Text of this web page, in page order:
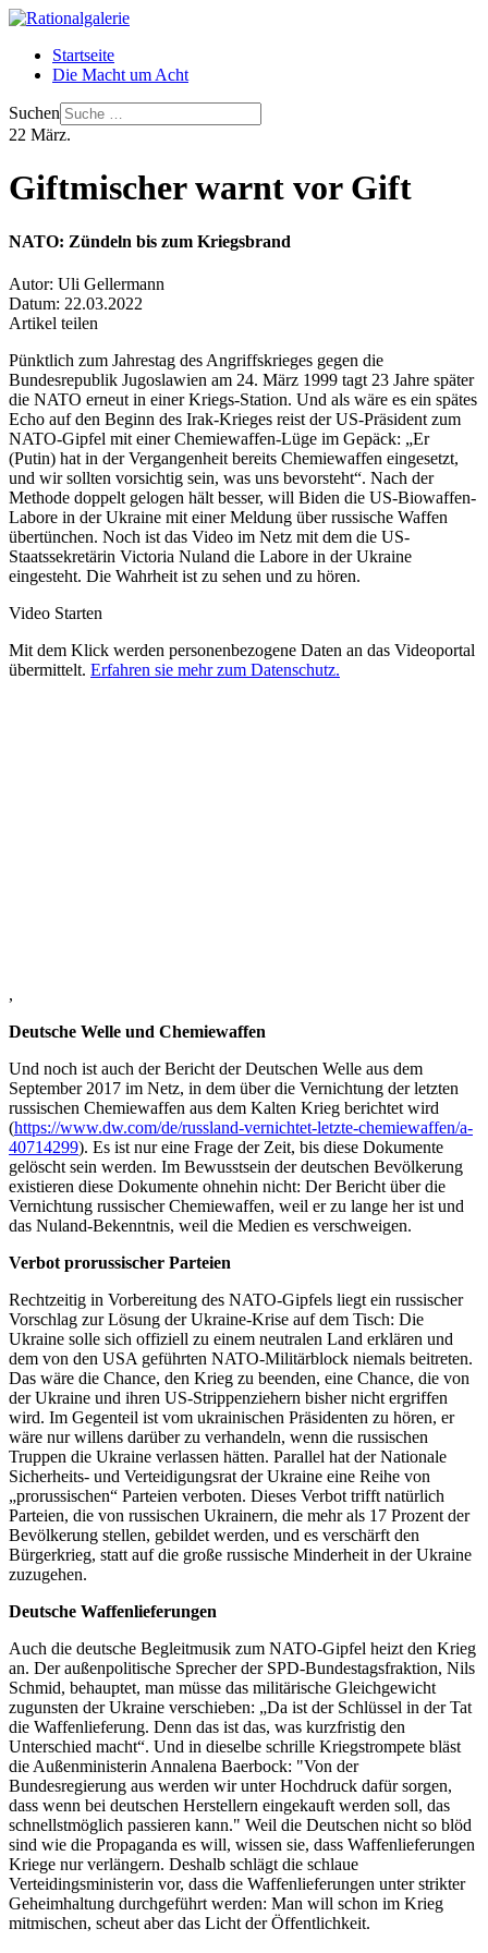
Startseite
Die Macht um Acht
Suchen
22 März.
Giftmischer warnt vor Gift
NATO: Zündeln bis zum Kriegsbrand
Autor: Uli Gellermann
Datum: 22.03.2022
Artikel teilen
Pünktlich zum Jahrestag des Angriffskrieges gegen die
Bundesrepublik Jugoslawien am 24. März 1999 tagt 23 Jahre später
die NATO erneut in einer Kriegs-Station. Und als wäre es ein spätes
Echo auf den Beginn des Irak-Krieges reist der US-Präsident zum
NATO-Gipfel mit einer Chemiewaffen-Lüge im Gepäck: „Er
(Putin) hat in der Vergangenheit bereits Chemiewaffen eingesetzt,
und wir sollten vorsichtig sein, was uns bevorsteht“. Nach der
Methode doppelt gelogen hält besser, will Biden die US-Biowaffen-
Labore in der Ukraine mit einer Meldung über russische Waffen
übertünchen. Noch ist das Video im Netz mit dem die US-
Staatssekretärin Victoria Nuland die Labore in der Ukraine
eingesteht. Die Wahrheit ist zu sehen und zu hören.
Video Starten
Mit dem Klick werden personenbezogene Daten an das Videoportal
übermittelt. Erfahren sie mehr zum Datenschutz.
,
Deutsche Welle und Chemiewaffen
Und noch ist auch der Bericht der Deutschen Welle aus dem
September 2017 im Netz, in dem über die Vernichtung der letzten
russischen Chemiewaffen aus dem Kalten Krieg berichtet wird
(https://www.dw.com/de/russland-vernichtet-letzte-chemiewaffen/a-
40714299). Es ist nur eine Frage der Zeit, bis diese Dokumente
gelöscht sein werden. Im Bewusstsein der deutschen Bevölkerung
existieren diese Dokumente ohnehin nicht: Der Bericht über die
Vernichtung russischer Chemiewaffen, weil er zu lange her ist und
das Nuland-Bekenntnis, weil die Medien es verschweigen.
Verbot prorussischer Parteien
Rechtzeitig in Vorbereitung des NATO-Gipfels liegt ein russischer
Vorschlag zur Lösung der Ukraine-Krise auf dem Tisch: Die
Ukraine solle sich offiziell zu einem neutralen Land erklären und
dem von den USA geführten NATO-Militärblock niemals beitreten.
Das wäre die Chance, den Krieg zu beenden, eine Chance, die von
der Ukraine und ihren US-Strippenziehern bisher nicht ergriffen
wird. Im Gegenteil ist vom ukrainischen Präsidenten zu hören, er
wäre nur willens darüber zu verhandeln, wenn die russischen
Truppen die Ukraine verlassen hätten. Parallel hat der Nationale
Sicherheits- und Verteidigungsrat der Ukraine eine Reihe von
„prorussischen“ Parteien verboten. Dieses Verbot trifft natürlich
Parteien, die von russischen Ukrainern, die mehr als 17 Prozent der
Bevölkerung stellen, gebildet werden, und es verschärft den
Bürgerkrieg, statt auf die große russische Minderheit in der Ukraine
zuzugehen.
Deutsche Waffenlieferungen
Auch die deutsche Begleitmusik zum NATO-Gipfel heizt den Krieg
an. Der außenpolitische Sprecher der SPD-Bundestagsfraktion, Nils
Schmid, behauptet, man müsse das militärische Gleichgewicht
zugunsten der Ukraine verschieben: „Da ist der Schlüssel in der Tat
die Waffenlieferung. Denn das ist das, was kurzfristig den
Unterschied macht“. Und in dieselbe schrille Kriegstrompete bläst
die Außenministerin Annalena Baerbock: "Von der
Bundesregierung aus werden wir unter Hochdruck dafür sorgen,
dass wenn bei deutschen Herstellern eingekauft werden soll, das
schnellstmöglich passieren kann." Weil die Deutschen nicht so blöd
sind wie die Propaganda es will, wissen sie, dass Waffenlieferungen
Kriege nur verlängern. Deshalb schlägt die schlaue
Verteidingsministerin vor, dass die Waffenlieferungen unter strikter
Geheimhaltung durchgeführt werden: Man will schon im Krieg
mitmischen, scheut aber das Licht der Öffentlichkeit.